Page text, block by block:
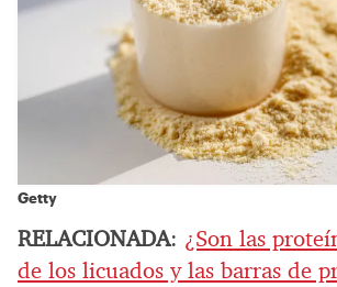
Getty
RELACIONADA: ¿Son las
de los licuados y las barras de